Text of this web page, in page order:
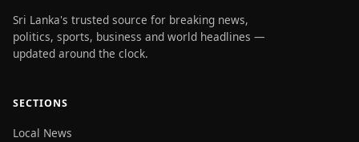
Sri Lanka's trusted source for breaking news,
politics, sports, business and world headlines —
updated around the clock.
SECTIONS
Local News